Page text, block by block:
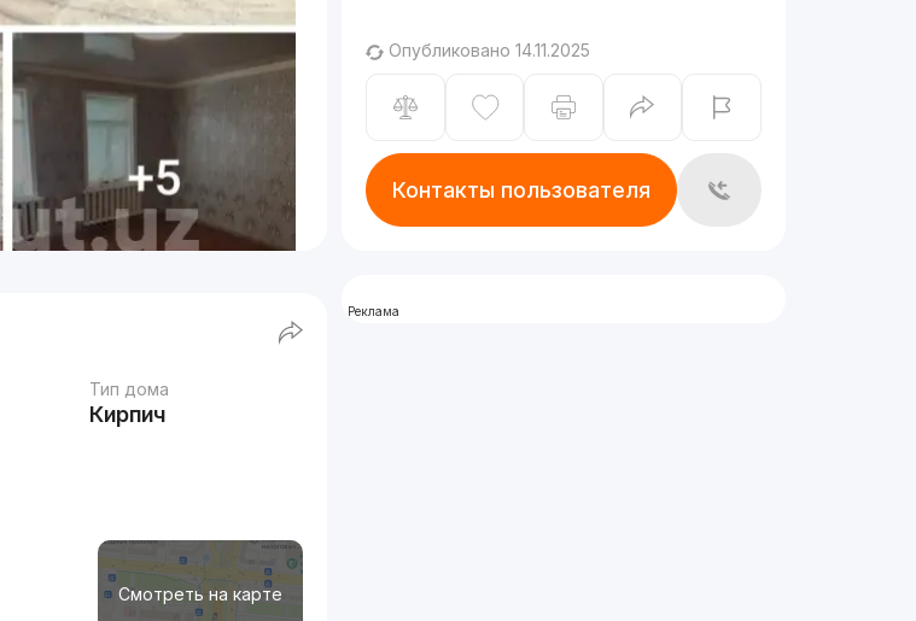
Тип дома
Кирпич
Смотреть на карте
Опубликовано 14.11.2025
Контакты пользователя
Реклама